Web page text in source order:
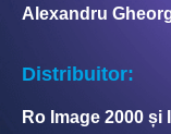
Alexandru
Distribuitor:
Ro Image 2000